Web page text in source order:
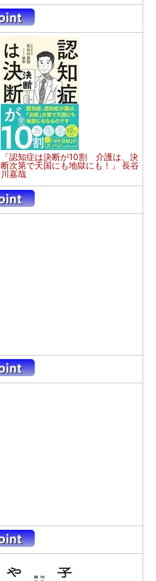
「認知症は決断が10割 介護は、決
断次第で天国にも地獄にも！」 長谷
川嘉哉